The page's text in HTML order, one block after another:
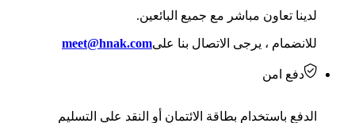
لدينا تعاون مباشر مع جميع البائعين.
للانضمام ، يرجى الاتصال بنا علىmeet@hnak.com
دفع امن
الدفع باستخدام بطاقة الائتمان أو النقد على التسليم